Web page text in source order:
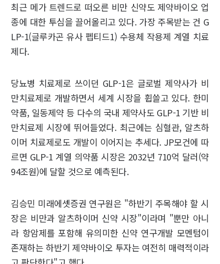
최근 메가 트렌드로 떠오른 비만 신약도 제약바이오 업
종에 대한 투심을 끌어올리고 있다. 가장 주목받는 건 G
LP-1(글루카곤 유사 펩티드1) 수용체 작용제 계열 치료
제다.
당뇨병 치료제로 쓰이던 GLP-1은 글로벌 제약사가 비
만치료제로 개발하면서 세계 시장을 휩쓸고 있다. 한미
약품, 일동제약 등 다수의 국내 제약사도 GLP-1 기반 비
만치료제 시장에 뛰어들었다. 최근에는 심혈관, 알츠하
이머 치료제로도 개발이 이어지는 추세다. JP모건에 따
르면 GLP-1 계열 의약품 시장은 2032년 710억 달러(약
94조원)에 달할 것으로 예측된다.
김승민 미래에셋증권 연구원은 "하반기 주목해야 할 시
장은 비만과 알츠하이머 신약 시장"이라며 "뿐만 아니
라 항암제를 포함해 유의미한 신약 연구개발 모멘텀이
존재하는 하반기 제약바이오 투자는 여전히 매력적이라